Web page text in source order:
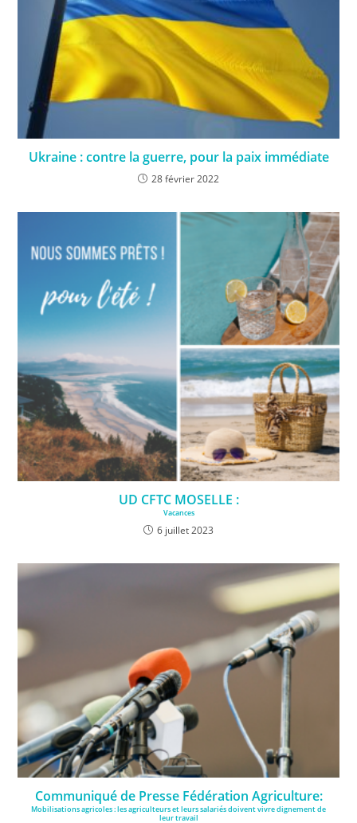
Ukraine : contre la guerre, pour la paix immédiate
28 février 2022
UD CFTC MOSELLE :
Vacances
6 juillet 2023
Communiqué de Presse Fédération Agriculture:
Mobilisations agricoles : les agriculteurs et leurs salariés doivent vivre dignement de
leur travail